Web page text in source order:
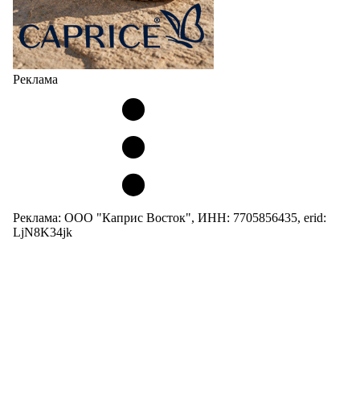
Реклама
Реклама: ООО "Каприс Восток", ИНН: 7705856435, erid:
LjN8K34jk